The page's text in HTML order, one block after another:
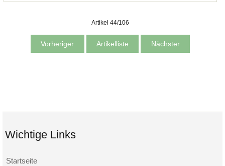
Artikel 44/106
Vorheriger Artikelliste Nächster
Wichtige Links
Startseite